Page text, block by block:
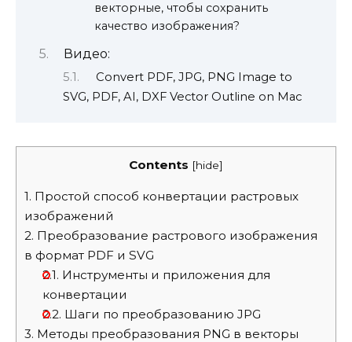
векторные, чтобы сохранить
качество изображения?
Видео:
Convert PDF, JPG, PNG Image to
SVG, PDF, AI, DXF Vector Outline on Mac
Contents [hide]
1. Простой способ конвертации растровых
изображений
2. Преобразование растрового изображения
в формат PDF и SVG
2.1. Инструменты и приложения для
конвертации
2.2. Шаги по преобразованию JPG
3. Методы преобразования PNG в векторы